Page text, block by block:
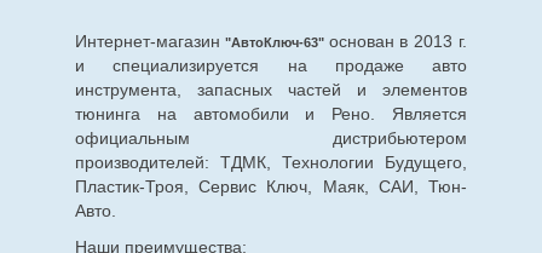
Интернет-магазин "АвтоКлюч-63" основан в 2013 г.
и специализируется на продаже авто
инструмента, запасных частей и элементов
тюнинга на автомобили и Рено. Является
официальным дистрибьютером
производителей: ТДМК, Технологии Будущего,
Пластик-Троя, Сервис Ключ, Маяк, САИ, Тюн-
Авто.
Наши преимущества: